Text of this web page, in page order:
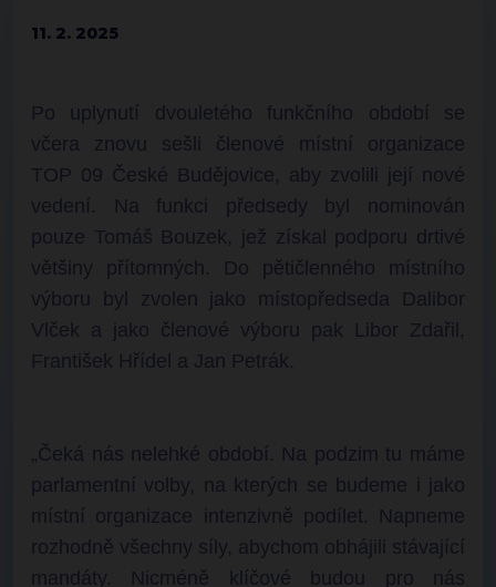
11. 2. 2025
Po uplynutí dvouletého funkčního období se
včera znovu sešli členové místní organizace
TOP 09 České Budějovice, aby zvolili její nové
vedení. Na funkci předsedy byl nominován
pouze Tomáš Bouzek, jež získal podporu drtivé
většiny přítomných. Do pětičlenného místního
výboru byl zvolen jako místopředseda Dalibor
Vlček a jako členové výboru pak Libor Zdařil,
František Hřídel a Jan Petrák.
„Čeká nás nelehké období. Na podzim tu máme
parlamentní volby, na kterých se budeme i jako
místní organizace intenzivně podílet. Napneme
rozhodně všechny síly, abychom obhájili stávající
mandáty. Nicméně klíčové budou pro nás